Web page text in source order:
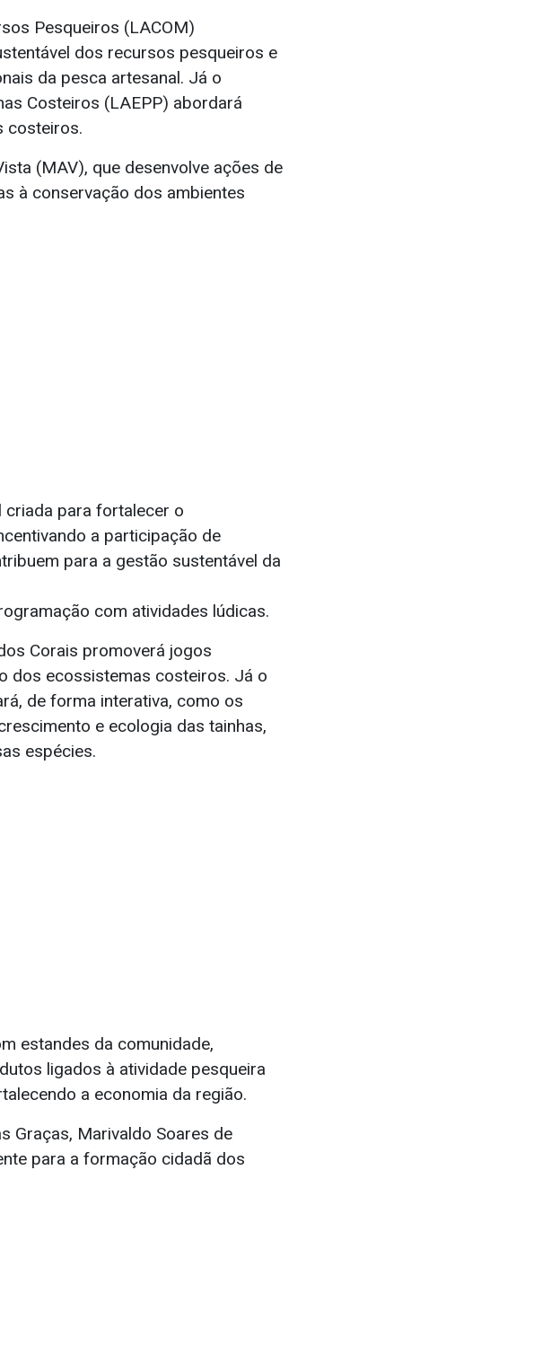
Pesqueiros (LACOM)
dos recursos pesqueiros e
da pesca artesanal. Já o
Costeiros (LAEPP) abordará
costeiros.
(MAV), que desenvolve ações de
à conservação dos ambientes
criada para fortalecer o
a participação de
para a gestão sustentável da
com atividades lúdicas.
Corais promoverá jogos
dos ecossistemas costeiros. Já o
de forma interativa, como os
e ecologia das tainhas,
espécies.
estandes da comunidade,
ligados à atividade pesqueira
a economia da região.
Graças, Marivaldo Soares de
para a formação cidadã dos